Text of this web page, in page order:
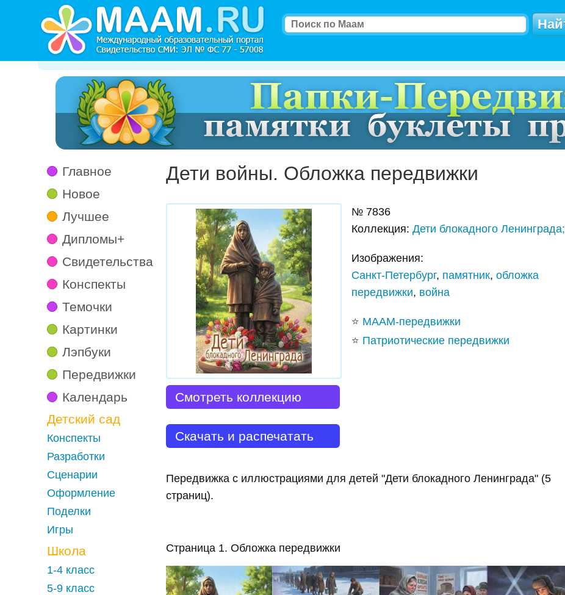
Главное
Новое
Лучшее
Дипломы+
Свидетельства
Конспекты
Темочки
Картинки
Лэпбуки
Передвижки
Календарь
Детский сад
Конспекты
Разработки
Сценарии
Оформление
Поделки
Игры
Школа
1-4 класс
5-9 класс
Дети войны. Обложка передвижки
Смотреть коллекцию
Скачать и распечатать
№ 7836
Коллекция:Дети блокадного Ленинграда;
Изображения:
Санкт-Петербург, памятник,обложка
передвижки, война
⭐ МААМ-передвижки
⭐ Патриотические передвижки
Передвижка с иллюстрациями для детей "Дети блокадного Ленинграда" (5
страниц).
Страница 1. Обложка передвижки